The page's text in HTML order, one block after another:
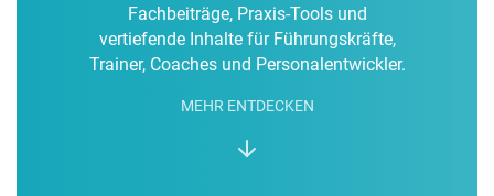
Fachbeiträge, Praxis-Tools und
vertiefende Inhalte für Führungskräfte,
Trainer, Coaches und Personalentwickler.
MEHR ENTDECKEN